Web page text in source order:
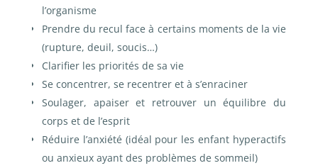
l’organisme
Prendre du recul face à certains moments de la vie
(rupture, deuil, soucis…)
Clarifier les priorités de sa vie
Se concentrer, se recentrer et à s’enraciner
Soulager, apaiser et retrouver un équilibre du
corps et de l’esprit
Réduire l’anxiété (idéal pour les enfant hyperactifs
ou anxieux ayant des problèmes de sommeil)